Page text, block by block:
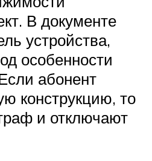
В документе
устройства,
особенности
абонент
конструкцию, то
и отключают